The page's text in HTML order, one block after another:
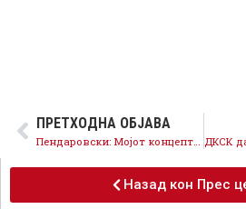
ПРЕТХОДНА ОБЈАВА
Назад кон Прес